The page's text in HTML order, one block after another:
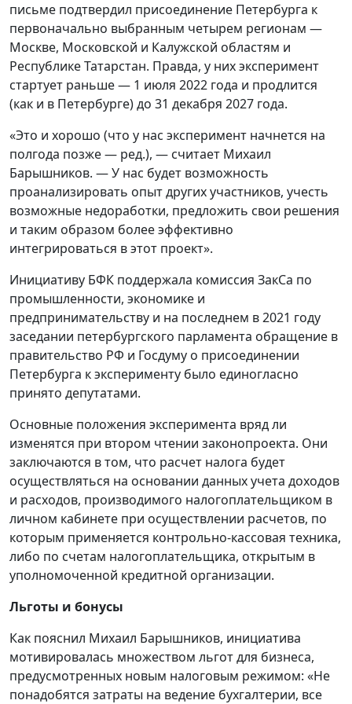
письме подтвердил присоединение Петербурга к
первоначально выбранным четырем регионам —
Москве, Московской и Калужской областям и
Республике Татарстан. Правда, у них эксперимент
стартует раньше — 1 июля 2022 года и продлится
(как и в Петербурге) до 31 декабря 2027 года.
«Это и хорошо (что у нас эксперимент начнется на
полгода позже — ред.), — считает Михаил
Барышников. — У нас будет возможность
проанализировать опыт других участников, учесть
возможные недоработки, предложить свои решения
и таким образом более эффективно
интегрироваться в этот проект».
Инициативу БФК поддержала комиссия ЗакСа по
промышленности, экономике и
предпринимательству и на последнем в 2021 году
заседании петербургского парламента обращение в
правительство РФ и Госдуму о присоединении
Петербурга к эксперименту было единогласно
принято депутатами.
Основные положения эксперимента вряд ли
изменятся при втором чтении законопроекта. Они
заключаются в том, что расчет налога будет
осуществляться на основании данных учета доходов
и расходов, производимого налогоплательщиком в
личном кабинете при осуществлении расчетов, по
которым применяется контрольно-кассовая техника,
либо по счетам налогоплательщика, открытым в
уполномоченной кредитной организации.
Льготы и бонусы
Как пояснил Михаил Барышников, инициатива
мотивировалась множеством льгот для бизнеса,
предусмотренных новым налоговым режимом: «Не
понадобятся затраты на ведение бухгалтерии, все